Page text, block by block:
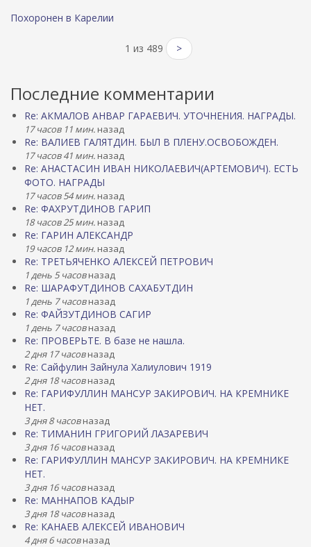
Похоронен в Карелии
1 из 489 >
Последние комментарии
Re: АКМАЛОВ АНВАР ГАРАЕВИЧ. УТОЧНЕНИЯ. НАГРАДЫ.
17 часов 11 мин. назад
Re: ВАЛИЕВ ГАЛЯТДИН. БЫЛ В ПЛЕНУ.ОСВОБОЖДЕН.
17 часов 41 мин. назад
Re: АНАСТАСИН ИВАН НИКОЛАЕВИЧ(АРТЕМОВИЧ). ЕСТЬ
ФОТО. НАГРАДЫ
17 часов 54 мин. назад
Re: ФАХРУТДИНОВ ГАРИП
18 часов 25 мин. назад
Re: ГАРИН АЛЕКСАНДР
19 часов 12 мин. назад
Re: ТРЕТЬЯЧЕНКО АЛЕКСЕЙ ПЕТРОВИЧ
1 день 5 часовназад
Re: ШАРАФУТДИНОВ САХАБУТДИН
1 день 7 часовназад
Re: ФАЙЗУТДИНОВ САГИР
1 день 7 часовназад
Re: ПРОВЕРЬТЕ. В базе не нашла.
2 дня 17 часовназад
Re: Сайфулин Зайнула Халиулович 1919
2 дня 18 часовназад
Re: ГАРИФУЛЛИН МАНСУР ЗАКИРОВИЧ. НА КРЕМНИКЕ
НЕТ.
3 дня 8 часовназад
Re: ТИМАНИН ГРИГОРИЙ ЛАЗАРЕВИЧ
3 дня 16 часовназад
Re: ГАРИФУЛЛИН МАНСУР ЗАКИРОВИЧ. НА КРЕМНИКЕ
НЕТ.
3 дня 16 часовназад
Re: МАННАПОВ КАДЫР
3 дня 18 часовназад
Re: КАНАЕВ АЛЕКСЕЙ ИВАНОВИЧ
4 дня 6 часовназад